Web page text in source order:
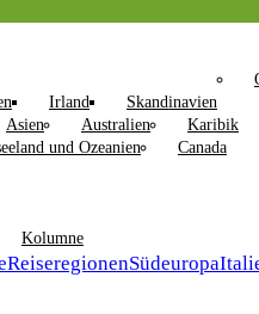
Irland Skandinavien
Asien Australien
Karibik
und Ozeanien
Canada
Kolumne
ReiseregionenSüdeuropa